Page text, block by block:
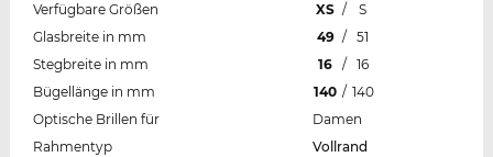
Verfügbare Größen XS /
S
Glasbreite in mm
49 /
51
Stegbreite in mm
16 /
16
Bügellänge in mm
140 / 140
Optische Brillen für
Damen
Rahmentyp
Vollrand